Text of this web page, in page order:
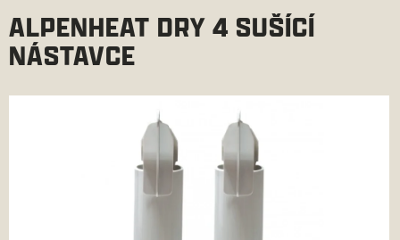
produktu
je
0,0
ALPENHEAT DRY 4 SUŠÍCÍ
NÁSTAVCE